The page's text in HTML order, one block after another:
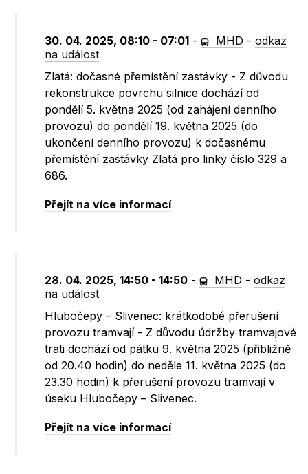
30. 04. 2025, 08:10 - 07:01 - MHD -odkaz
na událost
Zlatá: dočasné přemístění zastávky - Z důvodu
rekonstrukce povrchu silnice dochází od
pondělí 5. května 2025 (od zahájení denního
provozu) do pondělí 19. května 2025 (do
ukončení denního provozu) k dočasnému
přemístění zastávky Zlatá pro linky číslo 329 a
686.
Přejít na více informací
28. 04. 2025, 14:50 - 14:50 - MHD -odkaz
na událost
Hlubočepy – Slivenec: krátkodobé přerušení
provozu tramvají - Z důvodu údržby tramvajové
trati dochází od pátku 9. května 2025 (přibližně
od 20.40 hodin) do neděle 11. května 2025 (do
23.30 hodin) k přerušení provozu tramvají v
úseku Hlubočepy – Slivenec.
Přejít na více informací